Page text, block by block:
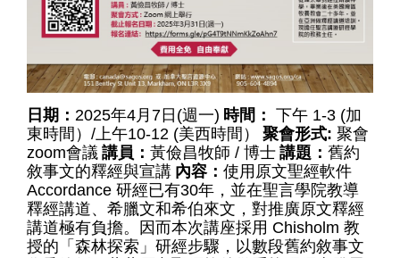
日期： 2025年4月7日(週一) 時間： 下午 1-3 (加
東時間）/上午10-12 (美西時間）
聚會形式: 聚會
zoom會議 講員： 黃儉昌牧師 / 博士 講題： 舊約
敘事文的釋經與宣講 內容： 使用原文聖經軟件
Accordance 研經已有30年，並在聖言學院教導
釋經講道、希臘文和希伯來文，對推廣原文釋經
講道極有負擔。因而本次講座採用 Chisholm 教
授的「森林探索」研經步驟，以數段舊約敘事文